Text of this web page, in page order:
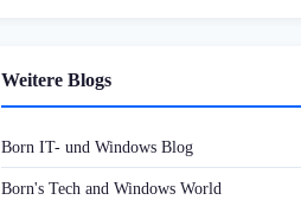
Weitere Blogs
Born IT- und Windows Blog
Born's Tech and Windows World